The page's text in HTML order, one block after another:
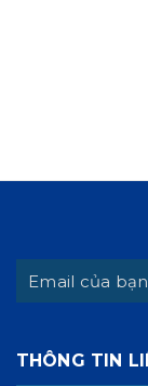
THÔNG TIN